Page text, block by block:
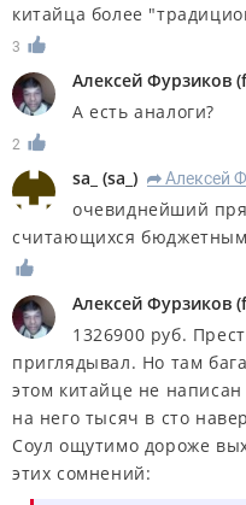
китайца более
3
Алексей Фурзиков (
А есть аналоги?
2
sa_ (sa_ ) R Алексей
очевиднейший
считающихся
Алексей Фурзиков (
1326900 руб.
приглядывал. Но там
этом китайце не
на него тысяч в сто
Соул ощутимо дороже
этих сомнений: